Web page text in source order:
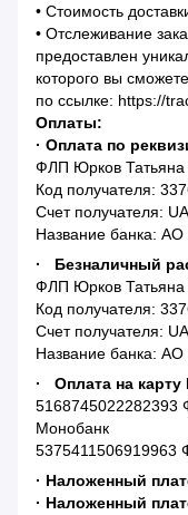
• Стоимость
• Отслеживание
предоставлен
которого вы
по ссылке: https://
Оплаты:
· Оплата по
ФЛП Юрков Татьяна
Код получателя:
Счет получателя:
Название банка:
· Безналичный
ФЛП Юрков Татьяна
Код получателя:
Счет получателя:
Название банка:
· Оплата на карту
5168745022282393
Монобанк
5375411506919963
· Наложенный
· Наложенный